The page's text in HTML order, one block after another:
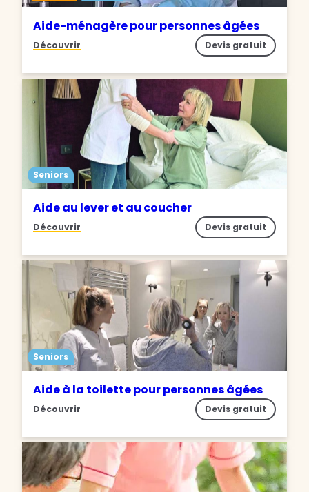
Aide-ménagère pour personnes âgées
Découvrir Devis gratuit
Seniors
Aide au lever et au coucher
Découvrir Devis gratuit
Seniors
Aide à la toilette pour personnes âgées
Découvrir Devis gratuit